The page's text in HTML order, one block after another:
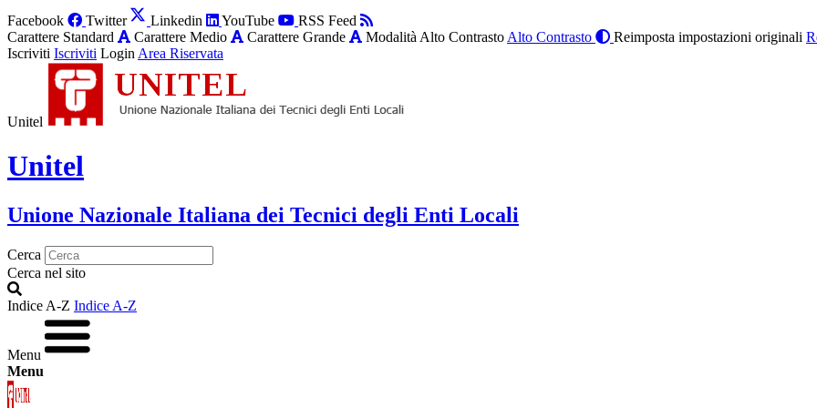
Facebook Twitter Linkedin YouTube
RSS Feed
Carattere Standard
Carattere Medio Carattere Grande Modalità Alto Contrasto Alto Contrasto Reimposta impostazioni originali
Iscriviti Iscriviti Login Area Riservata
Unitel
Unitel
Unione Nazionale Italiana dei Tecnici degli Enti Locali
Cerca
Cerca nel sito
Indice A-Z Indice A-Z
Menu
Menu